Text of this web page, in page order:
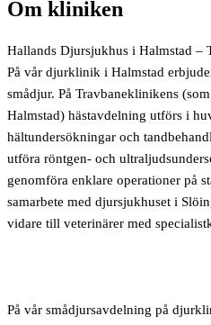
Om kliniken
Hallands Djursjukhus i Halmstad –
På vår djurklinik i Halmstad
smådjur. På Travbaneklinikens
Halmstad) hästavdelning utförs i
hältundersökningar och
utföra röntgen- och
genomföra enklare operationer på
samarbete med djursjukhuset i
vidare till veterinärer med
På vår smådjursavdelning på